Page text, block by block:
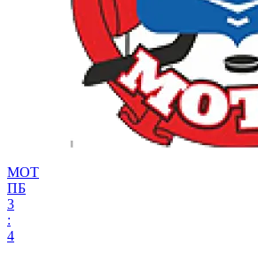
МОТ
ПБ
3
:
4